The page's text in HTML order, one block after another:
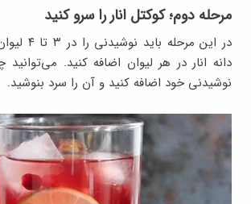
مرحله دوم؛ کوکتل انار را سرو کنید
در این
دانه انار در هر لیوان اضافه کنید.
نوشیدنی خود اضافه کنید و آن را سرد بنوشید.